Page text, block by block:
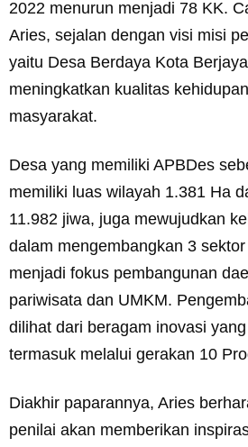
2022 menurun menjadi 78 KK.
Aries, sejalan dengan visi misi
yaitu Desa Berdaya Kota
meningkatkan kualitas
masyarakat.
Desa yang memiliki APBDes
memiliki luas wilayah 1.381 Ha
11.982 jiwa, juga mewujudkan
dalam mengembangkan 3
menjadi fokus pembangunan
pariwisata dan UMKM.
dilihat dari beragam inovasi
termasuk melalui gerakan 10
Diakhir paparannya, Aries
penilai akan memberikan